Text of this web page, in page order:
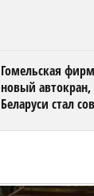
Гомельская
новый
Беларуси стал